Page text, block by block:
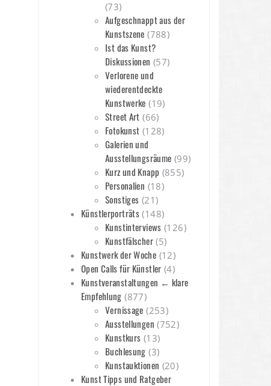
(73)
Aufgeschnappt aus der
Kunstszene (788)
Ist das Kunst?
Diskussionen (57)
Verlorene und
wiederentdeckte
Kunstwerke (19)
Street Art (66)
Fotokunst (128)
Galerien und
Ausstellungsräume (99)
Kurz und Knapp (855)
Personalien (18)
Sonstiges (21)
Künstlerporträts (148)
Kunstinterviews (126)
Kunstfälscher(5)
Kunstwerk der Woche (12)
Open Calls für Künstler (4)
Kunstveranstaltungen ← klare
Empfehlung (877)
Vernissage (253)
Ausstellungen (752)
Kunstkurs (13)
Buchlesung (3)
Kunstauktionen (20)
Kunst Tipps und Ratgeber